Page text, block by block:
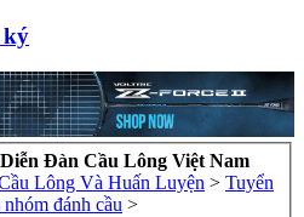
ký
Đàn Cầu Lông Việt Nam
Lông Và Huấn Luyện > Tuyển
đánh cầu >